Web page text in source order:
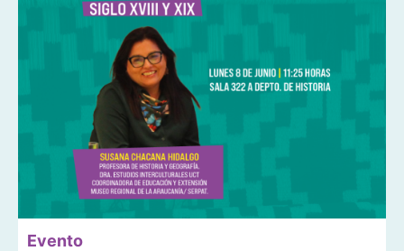
Evento